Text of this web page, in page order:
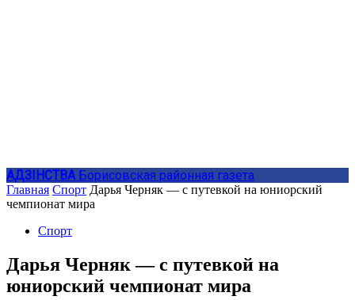
АДЗIНСТВА Борисовская районная газета
Главная Спорт Дарья Черняк — с путевкой на юниорский
чемпионат мира
Спорт
Дарья Черняк — с путевкой на
юниорский чемпионат мира